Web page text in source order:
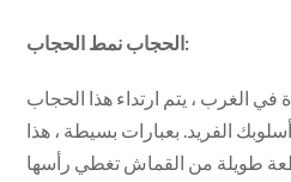
الحجاب نمط الحجاب:
في الغرب ، يتم ارتداء هذا الحجاب
الفريد. بعبارات بسيطة ، هذا
طويلة من القماش تغطي رأسها